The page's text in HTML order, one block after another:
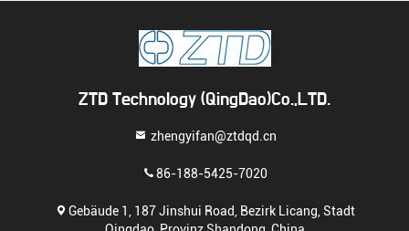
ZTD Technology (QingDao)Co.,LTD.
zhengyifan@ztdqd.cn
86-188-5425-7020
Gebäude 1, 187 Jinshui Road, Bezirk Licang, Stadt